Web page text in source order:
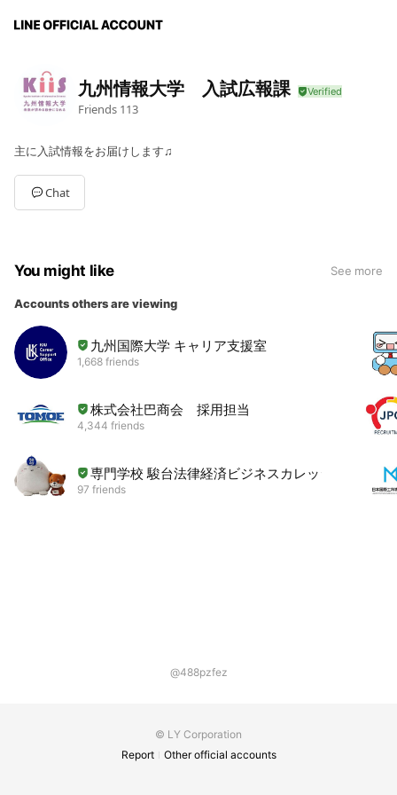
九州情報大学 入試広報課
Friends 113
主に入試情報をお届けします♫
Chat
You might like See more
Accounts others are viewing
九州国際大学 キャリア支援室
1,668 friends
株式会社巴商会 採用担当
4,344 friends
専門学校 駿台法律経済ビジネスカレッジ
97 friends
@488pzfez
© LY Corporation
Report
Other official accounts